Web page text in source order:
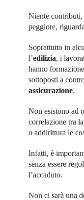
Niente contributi,
peggiore,
Soprattutto in
l’edilizia, i
hanno
sottoposti a
assicurazione.
Non esistono ad
correlazione tra
o addirittura le
Infatti, è
senza essere
l’accaduto.
Non ci sarà una